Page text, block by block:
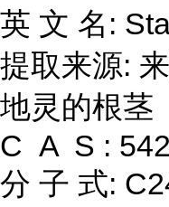
英 文 名:
提取来源:
地灵的根茎
C A S :
分 子 式: